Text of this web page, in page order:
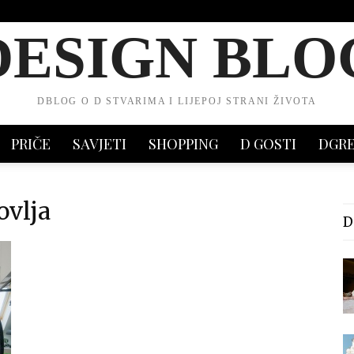
DBLOG O D STVARIMA I LIJEPOJ STRANI ŽIVOTA
PRIČE SAVJETI SHOPPING D GOSTI